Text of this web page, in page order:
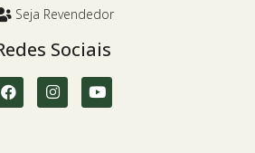
Seja Revendedor
Sociais